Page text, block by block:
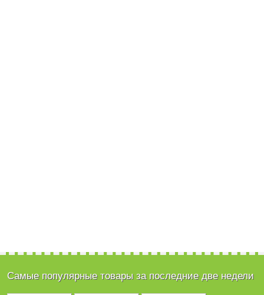
Самые популярные товары за последние две недели